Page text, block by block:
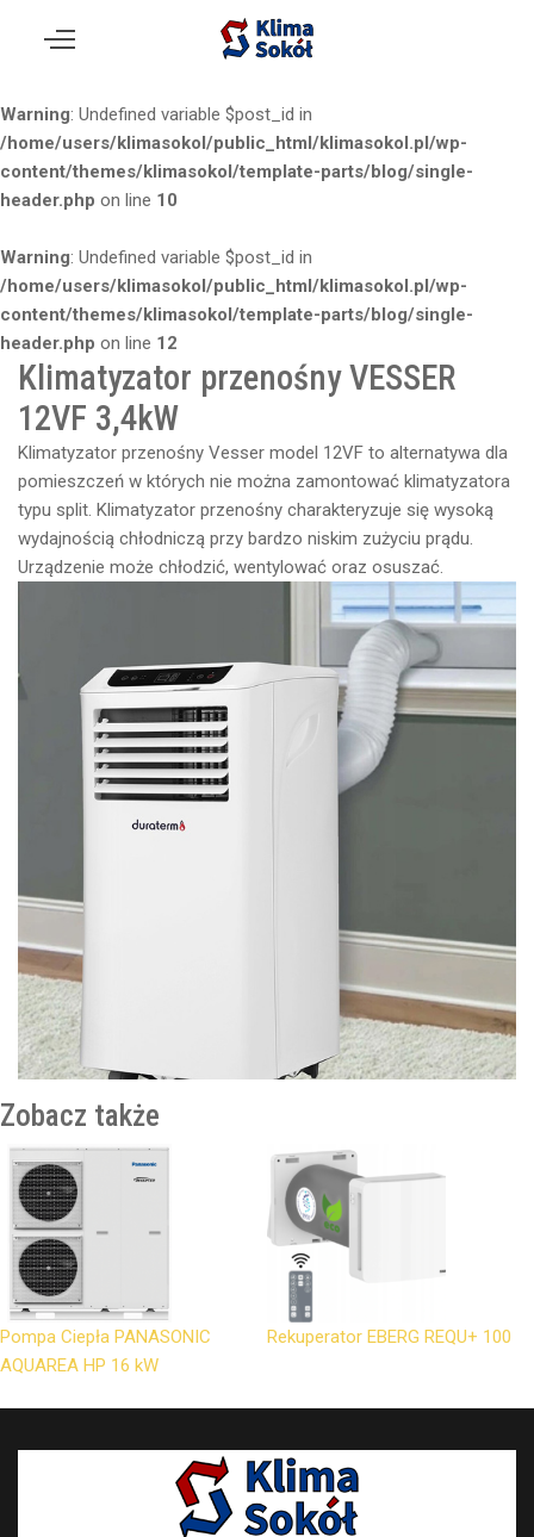
Warning: Undefined variable $post_id in
/home/users/klimasokol/public_html/klimasokol.pl/wp-
content/themes/klimasokol/template-parts/blog/single-
header.php on line 10
Warning: Undefined variable $post_id in
/home/users/klimasokol/public_html/klimasokol.pl/wp-
content/themes/klimasokol/template-parts/blog/single-
header.php on line 12
Klimatyzator przenośny VESSER
12VF 3,4kW
Klimatyzator przenośny Vesser model 12VF to alternatywa dla
pomieszczeń w których nie można zamontować klimatyzatora
typu split. Klimatyzator przenośny charakteryzuje się wysoką
wydajnością chłodniczą przy bardzo niskim zużyciu prądu.
Urządzenie może chłodzić, wentylować oraz osuszać.
Zobacz także
Pompa Ciepła PANASONIC
AQUAREA HP 16 kW
Rekuperator EBERG REQU+ 100